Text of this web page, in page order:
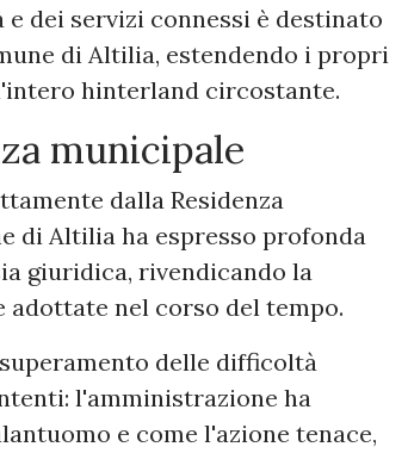
dei servizi connessi è destinato
di Altilia, estendendo i propri
hinterland circostante.
municipale
dalla Residenza
di Altilia ha espresso profonda
giuridica, rivendicando la
nel corso del tempo.
delle difficoltà
l'amministrazione ha
e come l'azione tenace,